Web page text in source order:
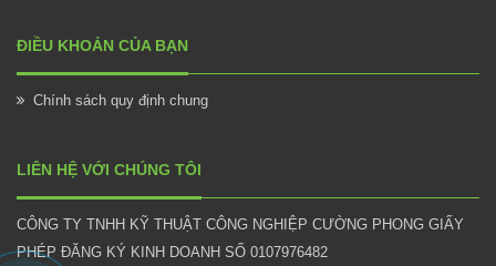
ĐIỀU KHOẢN CỦA BẠN
Chính sách quy định chung
LIÊN HỆ VỚI CHÚNG TÔI
CÔNG TY TNHH KỸ THUẬT CÔNG NGHIỆP CƯỜNG PHONG GIẤY
PHÉP ĐĂNG KÝ KINH DOANH SỐ 0107976482